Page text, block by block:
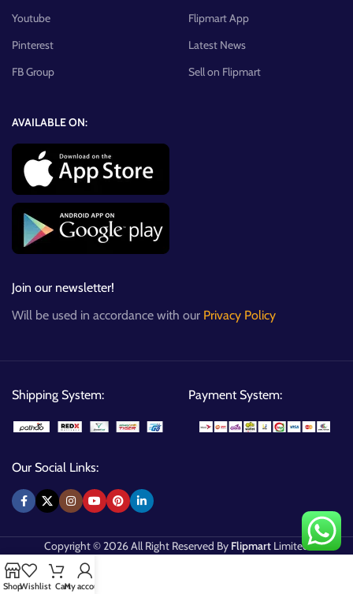
Youtube
Pinterest
FB Group
Flipmart App
Latest News
Sell on Flipmart
AVAILABLE ON:
Join our newsletter!
Will be used in accordance with our Privacy Policy
Shipping System: Payment System:
Our Social Links:
Copyright © 2026 All Right Reserved By Flipmart Limited
ShopWishlist CartMy account